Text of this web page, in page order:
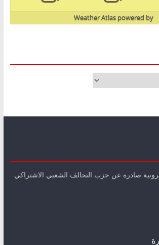
powered by
Weather Atlas
صادرة عن حزب التحالف الشعبي الاشتراكي